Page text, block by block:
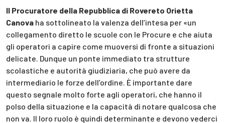
Il Procuratore della Repubblica di Rovereto Orietta
Canova ha sottolineato la valenza dell’intesa per «un
collegamento diretto le scuole con le Procure e che aiuta
gli operatori a capire come muoversi di fronte a situazioni
delicate. Dunque un ponte immediato tra strutture
scolastiche e autorità giudiziaria, che può avere da
intermediario le forze dell’ordine. È importante dare
questo segnale molto forte agli operatori, che hanno il
polso della situazione e la capacità di notare qualcosa che
non va. Il loro ruolo è quindi determinante e devono vederci